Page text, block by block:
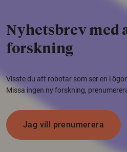
Nyhetsbrev med
forskning
Visste du att robotar som ser en i
Missa ingen ny forskning,
Jag vill prenumerera